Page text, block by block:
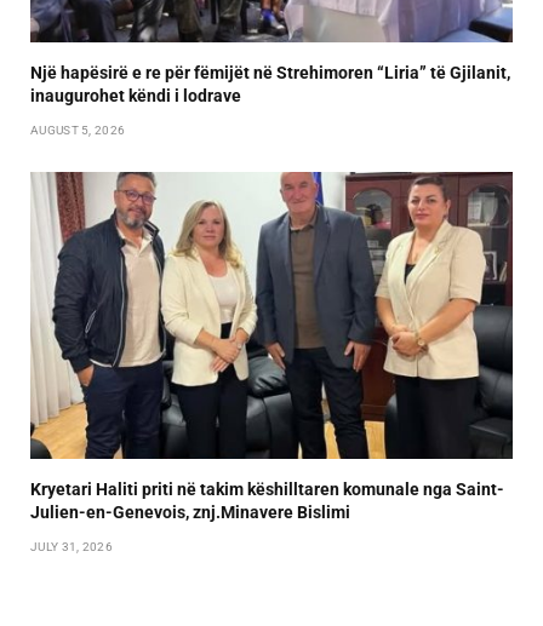
Një hapësirë e re për fëmijët në Strehimoren “Liria” të Gjilanit,
inaugurohet këndi i lodrave
AUGUST 5, 2026
Kryetari Haliti priti në takim këshilltaren komunale nga Saint-
Julien-en-Genevois, znj.Minavere Bislimi
JULY 31, 2026